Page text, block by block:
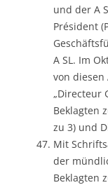
und der A
Président
A SL. Im
von diesen
„Directeur
Beklagten
zu 3) und
Mit
der
Beklagten